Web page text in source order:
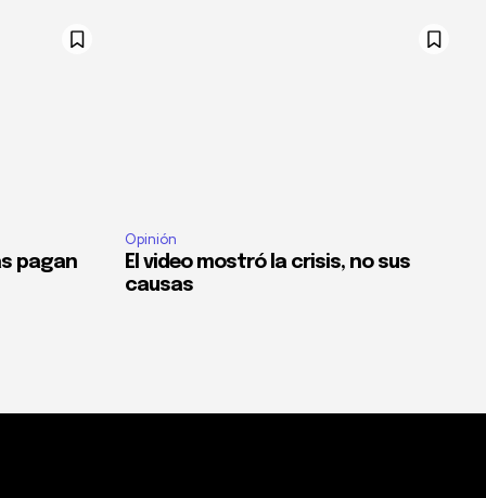
pagan
Opinión
El video mostró la crisis, no sus
causas